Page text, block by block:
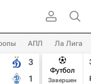
АПЛ Ла Лига
3
1
Футбол
Завершен